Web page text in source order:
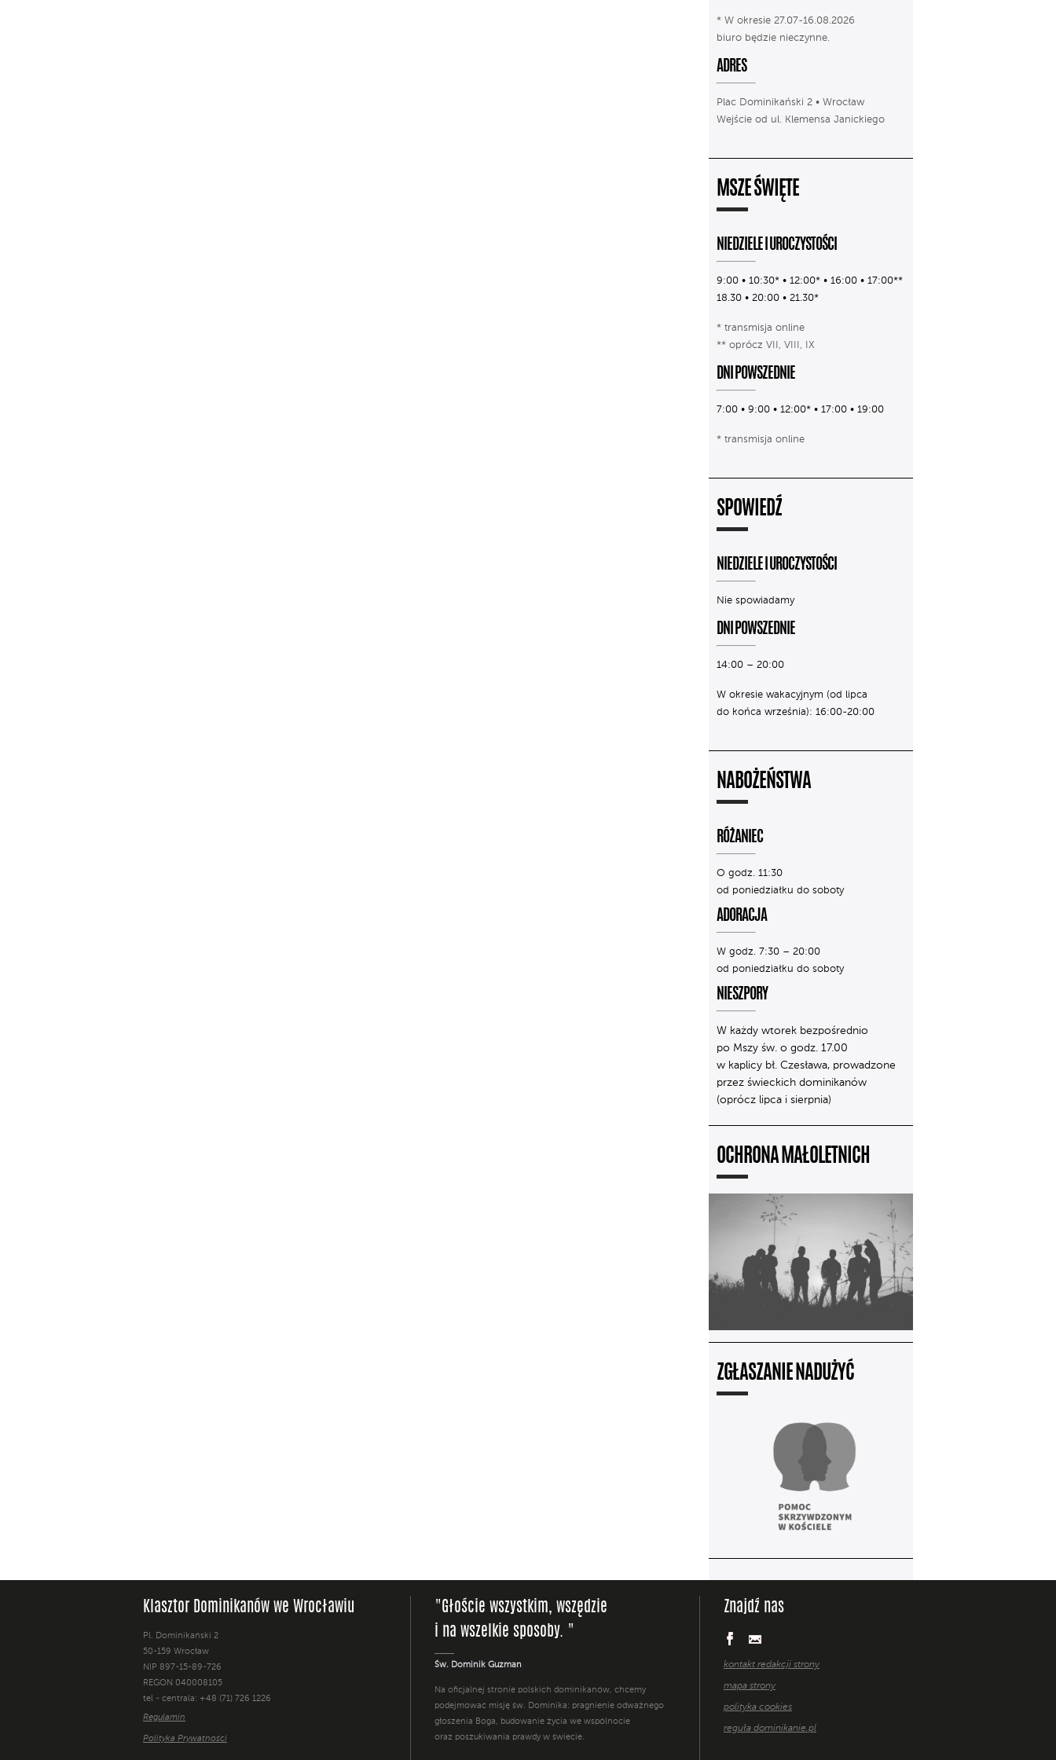
* W okresie 27.07-16.08.2026
biuro będzie nieczynne.
ADRES
Plac Dominikański 2 • Wrocław
Wejście od ul. Klemensa Janickiego
MSZE ŚWIĘTE
NIEDZIELE I UROCZYSTOŚCI
9:00 • 10:30* • 12:00* • 16:00 • 17:00**
18.30 • 20:00 • 21.30*
* transmisja online
** oprócz VII, VIII, IX
DNI POWSZEDNIE
7:00 • 9:00 • 12:00* • 17:00 • 19:00
* transmisja online
SPOWIEDŹ
NIEDZIELE I UROCZYSTOŚCI
Nie spowiadamy
DNI POWSZEDNIE
14:00 – 20:00
W okresie wakacyjnym (od lipca
do końca września): 16:00-20:00
NABOŻEŃSTWA
RÓŻANIEC
O godz. 11:30
od poniedziałku do soboty
ADORACJA
W godz. 7:30 – 20:00
od poniedziałku do soboty
NIESZPORY
W każdy wtorek bezpośrednio
po Mszy św. o godz. 17.00
w kaplicy bł. Czesława, prowadzone
przez świeckich dominikanów
(oprócz lipca i sierpnia)
OCHRONA MAŁOLETNICH
ZGŁASZANIE NADUŻYĆ
Klasztor Dominikanów we Wrocławiu
Pl. Dominikański 2
50-159 Wrocław
NIP 897-15-89-726
REGON 040008105
tel - centrala: +48 (71) 726 1226
Regulamin
Polityka Prywatności
"Głoście wszystkim, wszędzie
i na wszelkie sposoby. "
Św. Dominik Guzman
Na oficjalnej stronie polskich dominikanów, chcemy
podejmować misję św. Dominika: pragnienie odważnego
głoszenia Boga, budowanie życia we wspólnocie
oraz poszukiwania prawdy w świecie.
Znajdź nas
kontakt redakcji strony
mapa strony
polityka cookies
reguła dominikanie.pl